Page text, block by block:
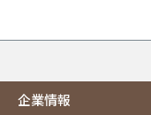
企業情報